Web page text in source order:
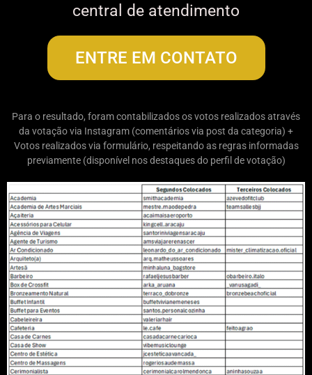
central de atendimento
ENTRE EM CONTATO
Para o resultado, foram contabilizados os votos realizados através
da votação via Instagram (comentários via post da categoria) +
Votos realizados via formulário, respeitando as regras informadas
previamente (disponível nos destaques do perfil de votação)